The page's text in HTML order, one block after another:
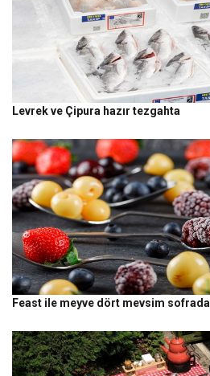
Levrek ve Çipura hazır tezgahta
Feast ile meyve dört mevsim sofrada